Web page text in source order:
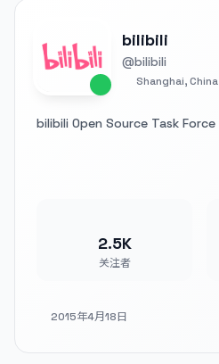
bilibili
@bilibili
Shanghai, China
bilibili Open Source Task Force
2.5K
关注者
2015年4月18日